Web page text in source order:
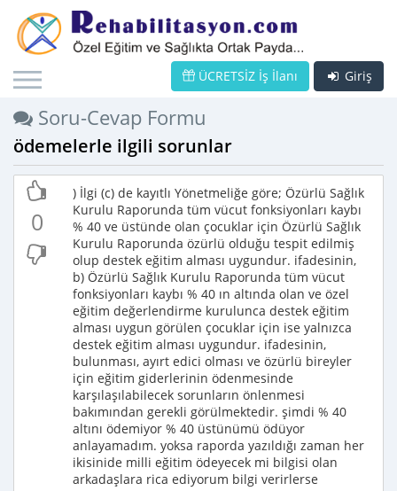
Giriş
ÜCRETSİZ İş İlanı
Soru-Cevap Formu
ödemelerle ilgili sorunlar
0
) İlgi (c) de kayıtlı Yönetmeliğe göre; Özürlü Sağlık
Kurulu Raporunda tüm vücut fonksiyonları kaybı
% 40 ve üstünde olan çocuklar için Özürlü Sağlık
Kurulu Raporunda özürlü olduğu tespit edilmiş
olup destek eğitim alması uygundur. ifadesinin,
b) Özürlü Sağlık Kurulu Raporunda tüm vücut
fonksiyonları kaybı % 40 ın altında olan ve özel
eğitim değerlendirme kurulunca destek eğitim
alması uygun görülen çocuklar için ise yalnızca
destek eğitim alması uygundur. ifadesinin,
bulunması, ayırt edici olması ve özürlü bireyler
için eğitim giderlerinin ödenmesinde
karşılaşılabilecek sorunların önlenmesi
bakımından gerekli görülmektedir. şimdi % 40
altını ödemiyor % 40 üstünümü ödüyor
anlayamadım. yoksa raporda yazıldığı zaman her
ikisinide milli eğitim ödeyecek mi bilgisi olan
arkadaşlara rica ediyorum bilgi verirlerse